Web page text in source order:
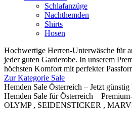
Schlafanzüge
Nachthemden
Shirts
Hosen
Hochwertige Herren-Unterwäsche für
jeder guten Garderobe. In unserem
höchsten Komfort mit perfekter
Zur Kategorie Sale
Hemden Sale Österreich – Jetzt günstig
Hemden Sale für Österreich –
OLYMP , SEIDENSTICKER ,